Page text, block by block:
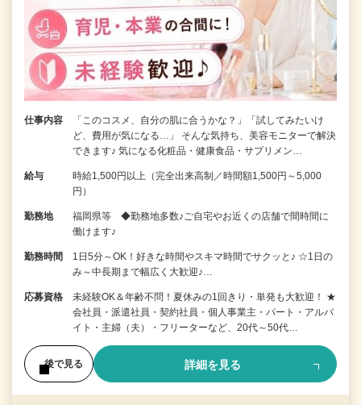
仕事内容
「このコスメ、自分の肌に合うかな？」「試してみたいけ
ど、費用が気になる…」 そんな気持ち、美容モニターで解決
できます♪ 気になる化粧品・健康食品・サプリメン…
給与
時給1,500円以上（完全出来高制／時間額1,500円～5,000
円）
勤務地
福岡県等 ◆勤務地多数♪ご自宅やお近くの店舗で間時間に
働けます♪
勤務時間
1日5分～OK！好きな時間やスキマ時間でサクッと♪ ☆1日の
み～中長期まで幅広く大歓迎♪…
応募資格
未経験OK＆年齢不問！夏休みの1回きり・単発も大歓迎！ ★
会社員・派遣社員・契約社員・個人事業主・パート・アルバ
イト・主婦（夫）・フリーターなど、20代～50代…
後で見る 詳細を見る